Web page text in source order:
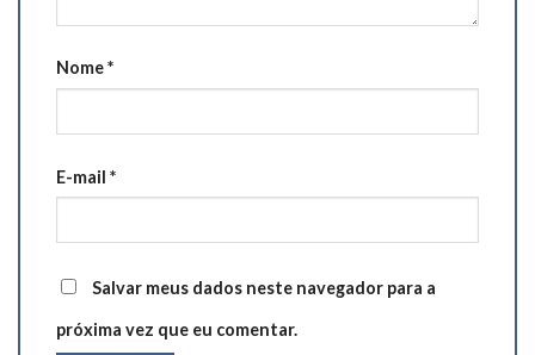
Nome*
E-mail *
Salvar meus dados neste navegador para a
próxima vez que eu comentar.